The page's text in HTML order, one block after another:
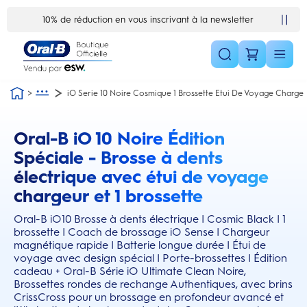
10% de réduction en vous inscrivant à la newsletter
iO Serie 10 Noire Cosmique 1 Brossette Etui De Voyage
Oral-B iO 10 Noire Édition
Spéciale - Brosse à dents
électrique avec étui de voyage
chargeur et 1 brossette
Oral-B iO10 Brosse à dents électrique | Cosmic Black | 1
brossette | Coach de brossage iO Sense | Chargeur
magnétique rapide | Batterie longue durée | Étui de
voyage avec design spécial | Porte-brossettes | Édition
cadeau + Oral-B Série iO Ultimate Clean Noire,
Brossettes rondes de rechange Authentiques, avec brins
CrissCross pour un brossage en profondeur avancé et
this action will scroll you to the reviews section